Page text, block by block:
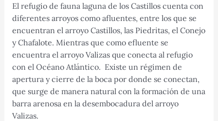
El refugio de fauna laguna de los Castillos cuenta con
diferentes arroyos como afluentes, entre los que se
encuentran el arroyo Castillos, las Piedritas, el Conejo
y Chafalote. Mientras que como efluente se
encuentra el arroyo Valizas que conecta al refugio
con el Océano Atlántico. Existe un régimen de
apertura y cierre de la boca por donde se conectan,
que surge de manera natural con la formación de una
barra arenosa en la desembocadura del arroyo
Valizas.